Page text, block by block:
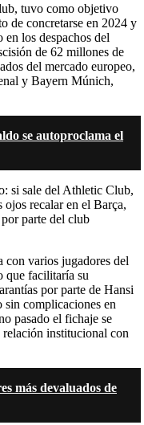
tuvo como objetivo
de concretarse en 2024 y
los despachos del
de 62 millones de
del mercado europeo,
y Bayern Múnich,
se autoproclama el
si sale del Athletic Club,
recalar en el Barça,
parte del club
con varios jugadores del
que facilitaría su
por parte de Hansi
complicaciones en
pasado el fichaje se
relación institucional con
más devaluados de